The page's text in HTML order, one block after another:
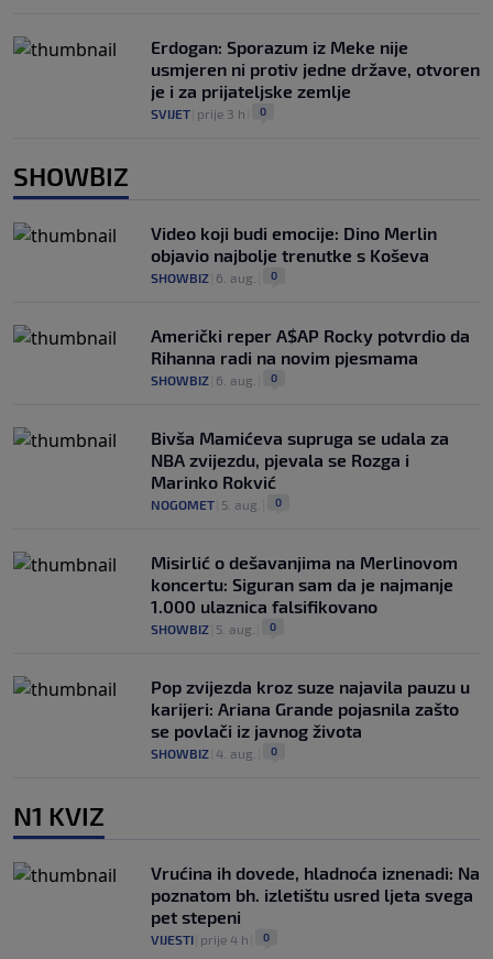
Erdogan: Sporazum iz Meke nije
usmjeren ni protiv jedne države, otvoren
je i za prijateljske zemlje
SVIJET prije 3 h 0
SHOWBIZ
Video koji budi emocije: Dino Merlin
objavio najbolje trenutke s Koševa
SHOWBIZ 6. aug. 0
Američki reper A$AP Rocky potvrdio da
Rihanna radi na novim pjesmama
SHOWBIZ 6. aug. 0
Bivša Mamićeva supruga se udala za
NBA zvijezdu, pjevala se Rozga i
Marinko Rokvić
NOGOMET 5. aug. 0
Misirlić o dešavanjima na Merlinovom
koncertu: Siguran sam da je najmanje
1.000 ulaznica falsifikovano
SHOWBIZ 5. aug. 0
Pop zvijezda kroz suze najavila pauzu u
karijeri: Ariana Grande pojasnila zašto
se povlači iz javnog života
SHOWBIZ 4. aug. 0
N1 KVIZ
Vrućina ih dovede, hladnoća iznenadi: Na
poznatom bh. izletištu usred ljeta svega
pet stepeni
VIJESTI prije 4 h 0